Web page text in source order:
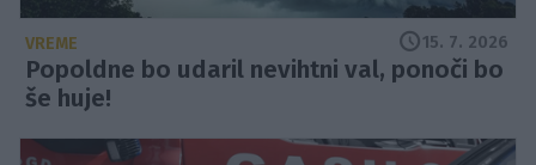
VREME 15. 7. 2026
Popoldne bo udaril nevihtni val, ponoči bo
še huje!